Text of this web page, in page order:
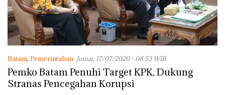
Batam, Pemerintahan Jumat, 17/07/2020 - 08:53 WIB
Pemko Batam Penuhi Target KPK, Dukung
Stranas Pencegahan Korupsi